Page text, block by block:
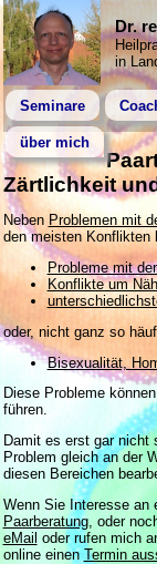
Dr.
in
Seminare
über mich
Zärtlichkeit
Neben Problemen mit
den meisten Konflikten
Probleme mit
Konflikte um
oder, nicht ganz so
Bisexualität,
Diese Probleme
führen.
Damit es erst gar nicht
Problem gleich an der
diesen Bereichen
Wenn Sie Interesse an
Paarberatung, oder
eMail oder rufen mich
online einen Termin